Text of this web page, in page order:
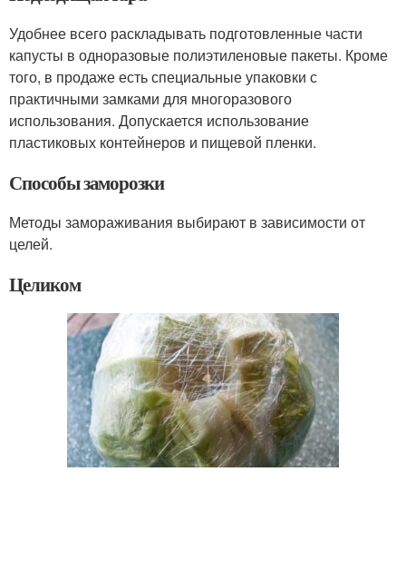
Удобнее всего раскладывать подготовленные части
капусты в одноразовые полиэтиленовые пакеты. Кроме
того, в продаже есть специальные упаковки с
практичными замками для многоразового
использования. Допускается использование
пластиковых контейнеров и пищевой пленки.
Способы заморозки
Методы замораживания выбирают в зависимости от
целей.
Целиком